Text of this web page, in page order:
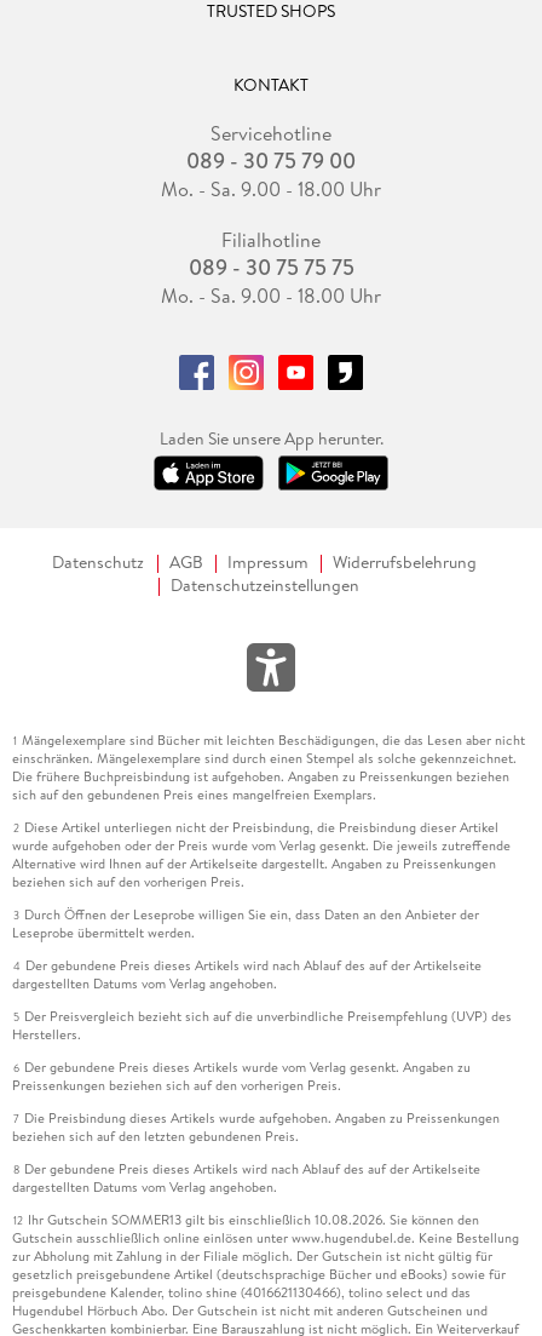
TRUSTED SHOPS
KONTAKT
Servicehotline
089 - 30 75 79 00
Mo. - Sa. 9.00 - 18.00 Uhr
Filialhotline
089 - 30 75 75 75
Mo. - Sa. 9.00 - 18.00 Uhr
Laden Sie unsere App herunter.
Datenschutz AGB Impressum
Widerrufsbelehrung
Datenschutzeinstellungen
1 Mängelexemplare sind Bücher mit leichten Beschädigungen, die das Lesen aber nicht
einschränken. Mängelexemplare sind durch einen Stempel als solche gekennzeichnet.
Die frühere Buchpreisbindung ist aufgehoben. Angaben zu Preissenkungen beziehen
sich auf den gebundenen Preis eines mangelfreien Exemplars.
2 Diese Artikel unterliegen nicht der Preisbindung, die Preisbindung dieser Artikel
wurde aufgehoben oder der Preis wurde vom Verlag gesenkt. Die jeweils zutreffende
Alternative wird Ihnen auf der Artikelseite dargestellt. Angaben zu Preissenkungen
beziehen sich auf den vorherigen Preis.
3 Durch Öffnen der Leseprobe willigen Sie ein, dass Daten an den Anbieter der
Leseprobe übermittelt werden.
4 Der gebundene Preis dieses Artikels wird nach Ablauf des auf der Artikelseite
dargestellten Datums vom Verlag angehoben.
5 Der Preisvergleich bezieht sich auf die unverbindliche Preisempfehlung (UVP) des
Herstellers.
6 Der gebundene Preis dieses Artikels wurde vom Verlag gesenkt. Angaben zu
Preissenkungen beziehen sich auf den vorherigen Preis.
7 Die Preisbindung dieses Artikels wurde aufgehoben. Angaben zu Preissenkungen
beziehen sich auf den letzten gebundenen Preis.
8 Der gebundene Preis dieses Artikels wird nach Ablauf des auf der Artikelseite
dargestellten Datums vom Verlag angehoben.
12 Ihr Gutschein SOMMER13 gilt bis einschließlich 10.08.2026. Sie können den
Gutschein ausschließlich online einlösen unter www.hugendubel.de. Keine Bestellung
zur Abholung mit Zahlung in der Filiale möglich. Der Gutschein ist nicht gültig für
gesetzlich preisgebundene Artikel (deutschsprachige Bücher und eBooks) sowie für
preisgebundene Kalender, tolino shine (4016621130466), tolino select und das
Hugendubel Hörbuch Abo. Der Gutschein ist nicht mit anderen Gutscheinen und
Geschenkkarten kombinierbar. Eine Barauszahlung ist nicht möglich. Ein Weiterverkauf